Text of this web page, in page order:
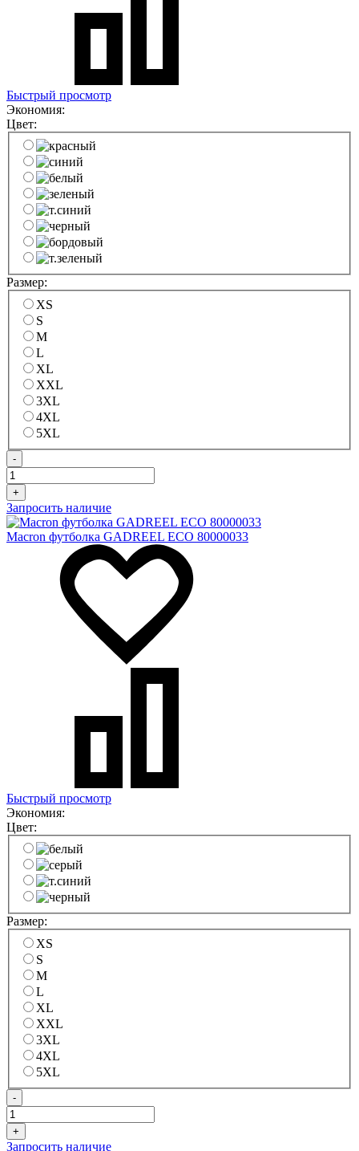
Быстрый просмотр
Экономия:
Цвет:
Размер:
XS
S
M
L
XL
XXL
3XL
4XL
5XL
-
+
Запросить наличие
Macron футболка GADREEL ECO 80000033
Быстрый просмотр
Экономия:
Цвет:
Размер:
XS
S
M
L
XL
XXL
3XL
4XL
5XL
-
+
Запросить наличие